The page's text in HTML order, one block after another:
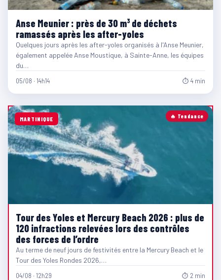
Anse Meunier : près de 30 m³ de déchets
ramassés après les after-yoles
Quelques jours après les after-yoles organisés à l'Anse Meunier,
également appelée Anse Moustique, à Sainte-Anne, les équipes
du…
05/08 · 14h14 ⏱ 4 min
🔥 Tendance
MARTINIQUE
Tour des Yoles et Mercury Beach 2026 : plus de
120 infractions relevées lors des contrôles
des forces de l’ordre
Au terme de neuf jours de festivités entre la Mercury Beach et le
Tour des Yoles Rondes 2026,…
04/08 · 12h29 ⏱ 2 min